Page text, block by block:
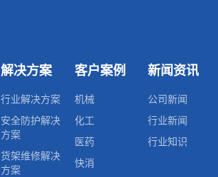
解决方案
行业解决方案
安全防护解决
方案
货架维修解决
方案
客户案例
机械
化工
医药
快消
新闻资讯
公司新闻
行业新闻
行业知识